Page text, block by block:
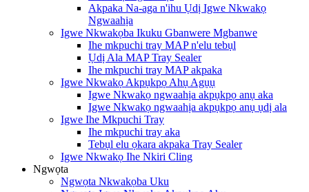
Akpaka Na-aga n'ihu Ụdị Igwe Nkwakọ
Ngwaahịa
Igwe Nkwakọba Ikuku Gbanwere Mgbanwe
Ihe mkpuchi tray MAP n'elu tebụl
Ụdị Ala MAP Tray Sealer
Ihe mkpuchi tray MAP akpaka
Igwe Nkwakọ Akpụkpọ Ahụ Agụụ
Igwe Nkwakọ ngwaahịa akpụkpọ anụ aka
Igwe Nkwakọ ngwaahịa akpụkpọ anụ ụdị ala
Igwe Ihe Mkpuchi Tray
Ihe mkpuchi tray aka
Tebụl elu ọkara akpaka Tray Sealer
Igwe Nkwakọ Ihe Nkiri Cling
Ngwọta
Ngwọta Nkwakọba Uku